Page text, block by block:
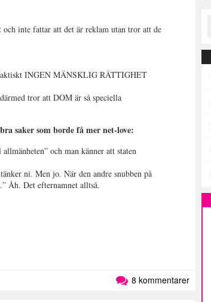
inte fattar att det är reklam utan tror att de
faktiskt INGEN MÄNSKLIG RÄTTIGHET
tror att DOM är så speciella
saker som borde få mer net-love:
och man känner att staten
ni. Men jo. När den andre snubben på
Åh. Det efternamnet alltså.
8 kommentarer